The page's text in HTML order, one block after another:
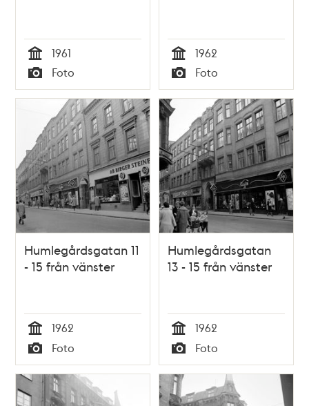
Tid
1961
Typ
Foto Tid
1962
Typ
Foto
Humlegårdsgatan 11
- 15 från vänster
Tid
1962
Typ
Foto
Humlegårdsgatan
13 - 15 från vänster
Tid
1962
Typ
Foto